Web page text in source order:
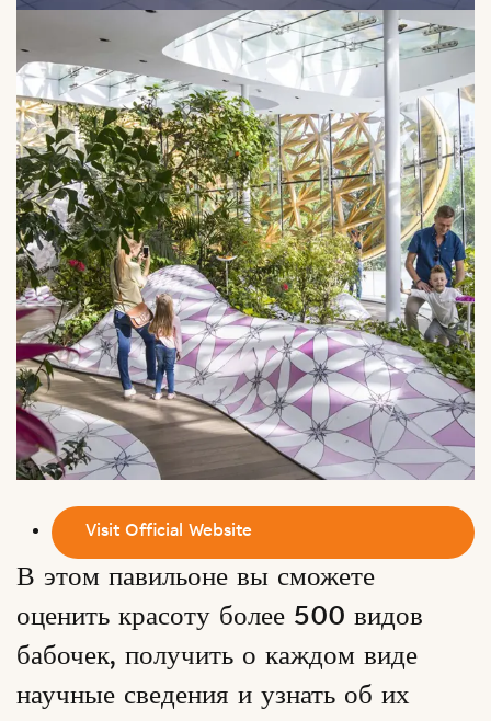
В этом павильоне вы сможете
оценить красоту более 500 видов
бабочек, получить о каждом виде
научные сведения и узнать об их
Visit Official Website